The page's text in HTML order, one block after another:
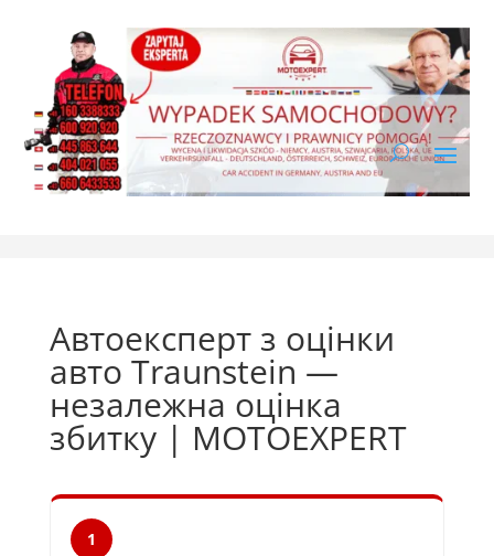
Автоексперт з оцінки
авто Traunstein —
незалежна оцінка
збитку | MOTOEXPERT
1